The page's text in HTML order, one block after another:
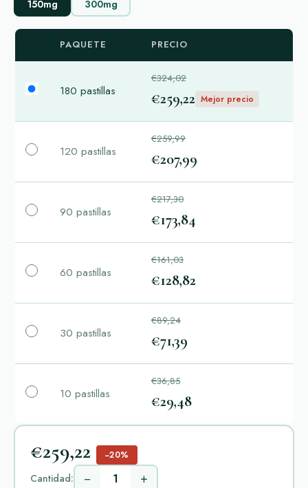
150mg 300mg
PAQUETE PRECIO
180 pastillas
€324,02
€259,22 Mejor precio
120 pastillas
€259,99
€207,99
90 pastillas
€217,30
€173,84
60 pastillas
€161,03
€128,82
30 pastillas
€89,24
€71,39
10 pastillas
€36,85
€29,48
€259,22 −20%
Cantidad: − +